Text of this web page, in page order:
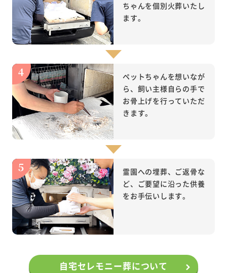
ちゃんを個別火葬いたし
ます。
ペットちゃんを想いなが
ら、飼い主様自らの手で
お骨上げを行っていただ
きます。
霊園への埋葬、ご返骨な
ど、ご要望に沿った供養
をお手伝いします。
自宅セレモニー葬について